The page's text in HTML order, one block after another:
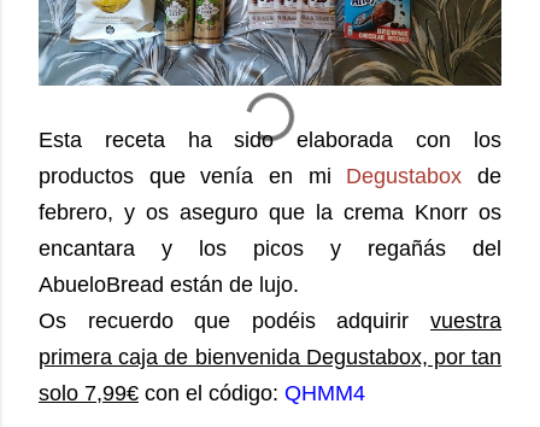
Esta receta ha sido elaborada con los
productos que venía en mi Degustabox de
febrero, y os aseguro que la crema Knorr os
encantara y los picos y regañás del
AbueloBread están de lujo.
Os recuerdo que podéis adquirir vuestra
primera caja de bienvenida Degustabox, por tan
solo 7,99€ con el código: QHMM4